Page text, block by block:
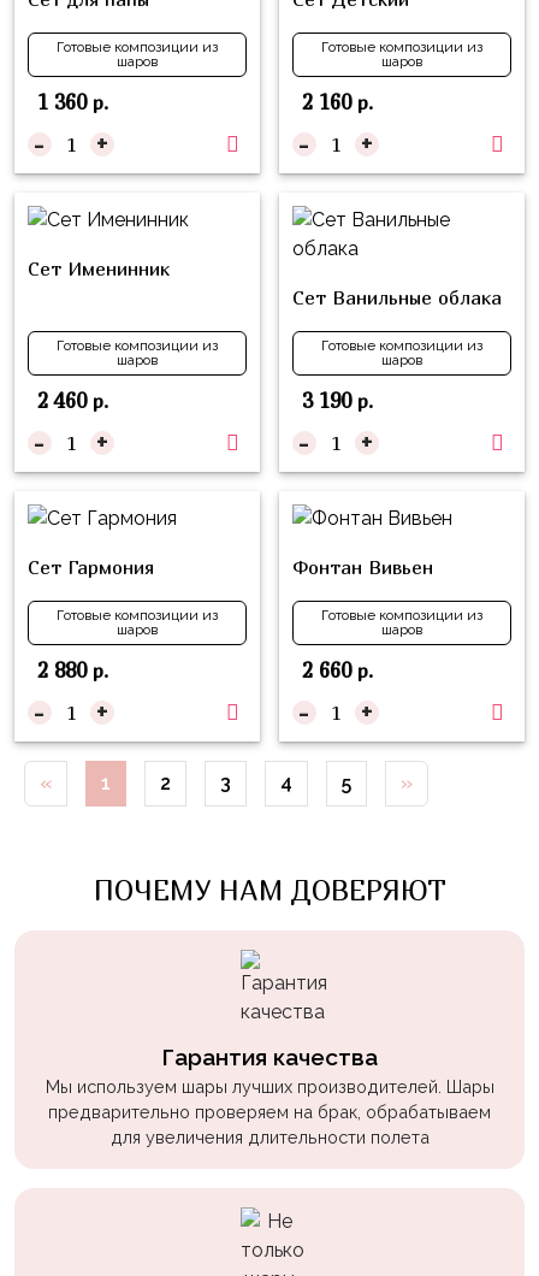
Готовые композиции из
шаров
1 360р.
- +
Готовые композиции из
шаров
2 160р.
- +
Сет Именинник
Готовые композиции из
шаров
2 460р.
- +
Сет Ванильные облака
Готовые композиции из
шаров
3 190р.
- +
Сет Гармония
Готовые композиции из
шаров
2 880р.
- +
Фонтан Вивьен
Готовые композиции из
шаров
2 660р.
- +
« 1 2 3 4 5 »
ПОЧЕМУ НАМ ДОВЕРЯЮТ
Гарантия качества
Мы используем шары лучших производителей. Шары
предварительно проверяем на брак, обрабатываем
для увеличения длительности полета
Куклы
ЛОЛ
Для
Него
Тедди
/
Техника
Животные
Морская
Звёздные
Войны
Уэнсдэй
Трансформеры
Овощи
Шары
пчелки
Мальчикам